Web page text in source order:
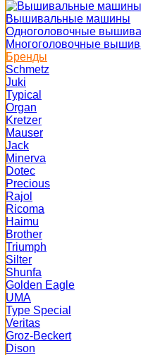
Вышивальные машины
Одноголовочные
Многоголовочные
Бренды
Schmetz
Juki
Typical
Organ
Kretzer
Mauser
Jack
Minerva
Dotec
Precious
Rajol
Ricoma
Haimu
Brother
Triumph
Silter
Shunfa
Golden Eagle
UMA
Type Special
Veritas
Groz-Beckert
Dison